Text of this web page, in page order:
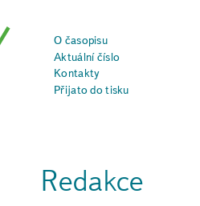
O časopisu
Aktuální číslo
Kontakty
Přijato do tisku
Redakce